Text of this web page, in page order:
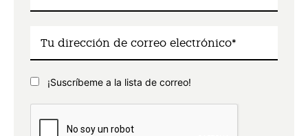
¡Suscríbeme a la lista de correo!